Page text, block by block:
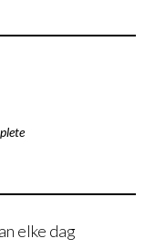
elke dag